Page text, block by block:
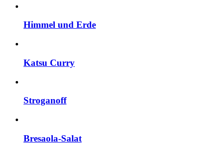
Himmel und Erde
Katsu Curry
Stroganoff
Bresaola-Salat